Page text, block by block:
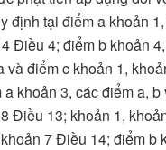
định tại điểm a khoản
Điều 4; điểm b khoản
và điểm c khoản 1,
a khoản 3, các điểm a,
Điều 13; khoản 1,
7 Điều 14; điểm b